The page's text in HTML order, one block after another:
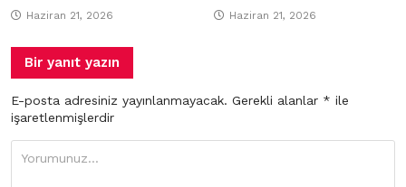
Haziran 21, 2026 Haziran 21, 2026
Bir yanıt yazın
E-posta adresiniz yayınlanmayacak. Gerekli alanlar * ile
işaretlenmişlerdir